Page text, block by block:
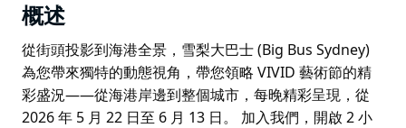
概述
從街頭投影到海港全景，雪梨大巴士 (Big Bus Sydney)
為您帶來獨特的動態視角，帶您領略 VIVID 藝術節的精
彩盛況——從海港岸邊到整個城市，每晚精彩呈現，從
2026 年 5 月 22 日至 6 月 13 日。 加入我們，開啟 2 小